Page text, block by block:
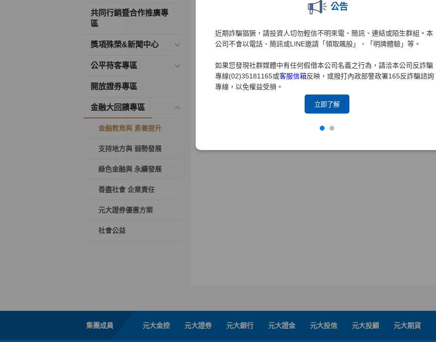
公告
近期詐騙猖獗，請投資人切勿輕信不明來電、簡訊、連結或陌生群組。本
公司不會以電話、簡訊或LINE邀請「領取飆股」、「明牌體驗」等。
如果您發現社群媒體中有任何假借本公司名義之行為，請洽本公司反詐騙
專線(02)35181165或客服信箱反映，或撥打內政部警政署165反詐騙諮詢
專線，以免權益受損。
立即了解
共同行銷暨合作推廣專
區
獎項殊榮&新聞中心
公平待客專區
開放證券專區
金融大回饋專區
金融教育與 素養提升
支持地方與 弱勢發展
綠色金融與 永續發展
善盡社會 企業責任
元大證券優惠方案
社會公益
集團成員 元大金控 元大證券 元大銀行 元大證金 元大投信 元大投顧 元大期貨